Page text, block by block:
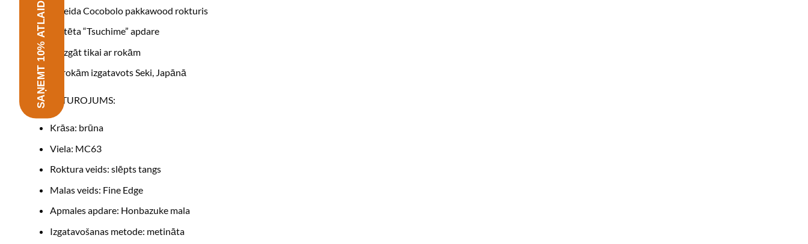
D veida Cocobolo pakkawood rokturis
Kaltēta “Tsuchime” apdare
Mazgāt tikai ar rokām
Ar rokām izgatavots Seki, Japānā
RAKSTUROJUMS:
Krāsa: brūna
Viela: MC63
Roktura veids: slēpts tangs
Malas veids: Fine Edge
Apmales apdare: Honbazuke mala
Izgatavošanas metode: metināta
SAŅEMT 10% ATLAIDI